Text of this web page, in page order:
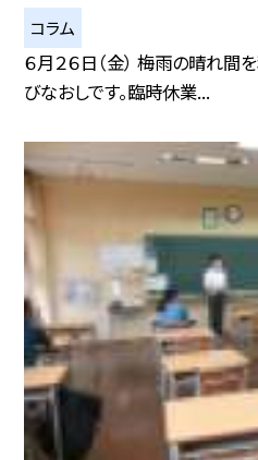
コラム
６月２６日（金） 梅雨の晴れ間
びなおしです。臨時休業...